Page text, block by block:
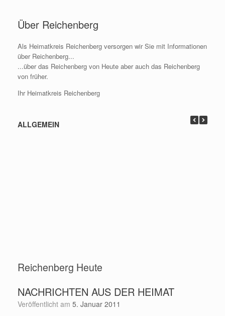
springenÜber Reichenberg
Als Heimatkreis Reichenberg versorgen wir Sie mit Informationen
über Reichenberg...
...über das Reichenberg von Heute aber auch das Reichenberg
von früher.
Ihr Heimatkreis Reichenberg
ALLGEMEIN
Reichenberg Heute
NACHRICHTEN AUS DER HEIMAT
Veröffentlicht am 5. Januar 2011